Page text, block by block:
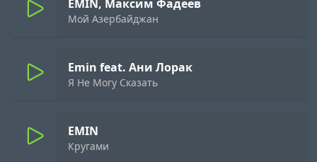
EMIN, Максим Фадеев
Мой Азербайджан
Emin feat. Ани Лорак
Я Не Могу Сказать
EMIN
Кругами